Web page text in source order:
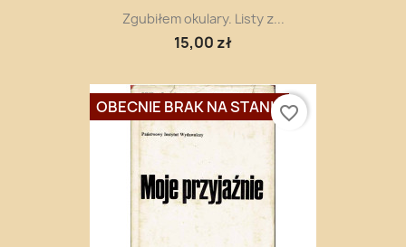
Zgubiłem okulary. Listy z...
15,00 zł
OBECNIE BRAK NA STANIEfavorite_border